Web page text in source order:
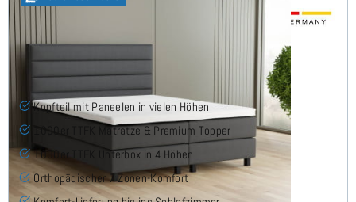
Alex Boxspringbett 160x200 cm
Kopfteil mit Paneelen in vielen Höhen
1000er TTFK Matratze & Premium Topper
1000er TTFK Unterbox in 4 Höhen
Orthopädischer 7 Zonen-Komfort